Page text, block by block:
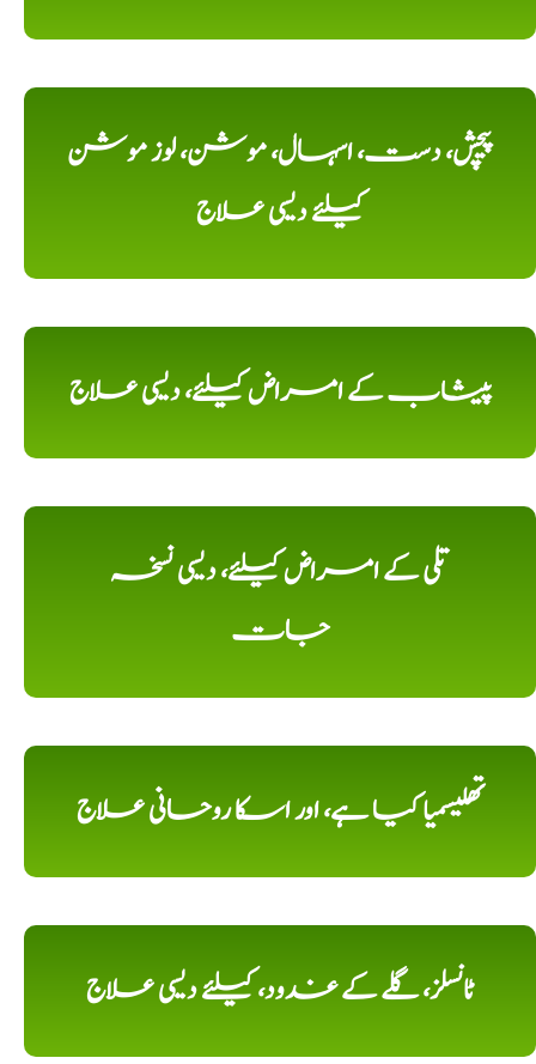
پیچش، دست، اسہال، موشن، لوز موشن
کیلئے دیسی علاج
پیشاب کے امراض کیلئے، دیسی علاج
تلی کے امراض کیلئے، دیسی نسخہ
جات
تھلیسمیا کیا ہے، اور اسکا روحانی علاج
ٹانسلز، گلے کے غدود، کیلئے دیسی علاج